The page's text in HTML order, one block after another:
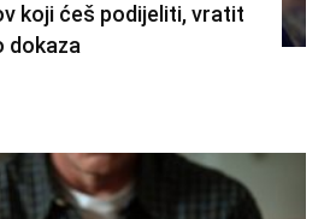
koji ćeš podijeliti, vratit
dokaza